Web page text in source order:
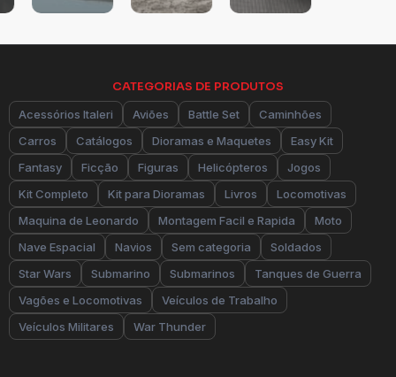
CATEGORIAS DE PRODUTOS
Acessórios Italeri Aviões Battle Set
Caminhões
Carros
Catálogos Dioramas e Maquetes
Easy Kit
Fantasy
Ficção Figuras Helicópteros
Jogos
Kit Completo
Kit para Dioramas Livros
Locomotivas
Maquina de Leonardo
Montagem Facil e Rapida
Moto
Nave Espacial
Navios Sem categoria
Soldados
Star Wars
Submarino Submarinos
Tanques de Guerra
Vagões e Locomotivas
Veículos de Trabalho
Veículos Militares
War Thunder